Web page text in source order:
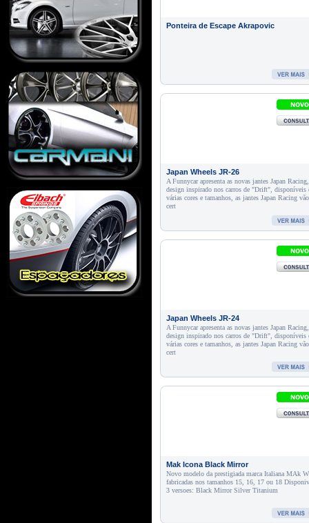
Ponteira de Escape Akrapovic
Japan Wheels JR-26
A Funnycar apresenta as novas jantes Japan
design inspirado nos carros de "Drift", disponíveis
várias cores e tamanhos, as jantes Japan Racing
cert
Japan Wheels JR-24
A Funnycar apresenta as novas jantes Japan
design inspirado nos carros de "Drift", disponíveis
várias cores e tamanhos, as jantes Japan Racing
cert
Mak Icona Black Mirror
Novo modelo da prestigiada marca Italiana MAk
fabricadas nos tamanhos 15, 16, 17 ou 18
3 versoes: Black Mirror Silver Titanium